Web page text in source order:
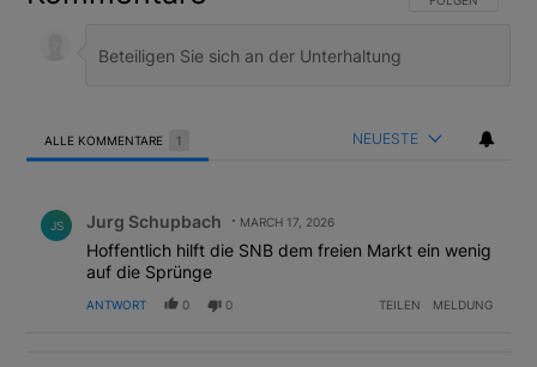
ALLE KOMMENTARE 1 NEUESTE
JS Jurg Schupbach MARCH 17, 2026
Hoffentlich hilft die SNB dem freien Markt ein wenig
auf die Sprünge
ANTWORT 0 0 TEILEN MELDUNG